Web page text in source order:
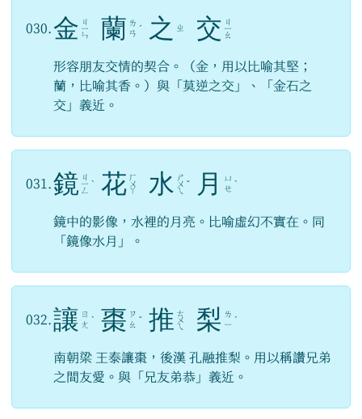
030. 金 ㄐ
ㄧ
ㄣ 蘭 ㄌ
ㄢ ˊ 之 ㄓ 交 ㄐ
ㄧ
ㄠ
形容朋友交情的契合。（金，用以比喻其堅；
蘭，比喻其香。）與「莫逆之交」、「金石之
交」義近。
031. 鏡 ㄐ
ㄧ
ㄥ
ˋ 花 ㄏ
ㄨ
ㄚ 水 ㄕ
ㄨ
ㄟ
ˇ 月
ㄩ
ㄝ ˋ
鏡中的影像，水裡的月亮。比喻虛幻不實在。同
「鏡像水月」。
032. 讓 ㄖ
ㄤ ˋ 棗 ㄗ
ㄠ ˇ 推 ㄊ
ㄨ
ㄟ 梨 ㄌ
ㄧ ˊ
南朝梁 王泰讓棗，後漢 孔融推梨。用以稱讚兄弟
之間友愛。與「兄友弟恭」義近。